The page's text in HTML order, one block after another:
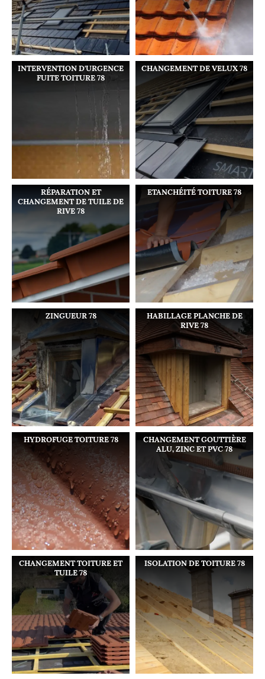
INTERVENTION D'URGENCE
FUITE TOITURE 78
CHANGEMENT DE VELUX 78
RÉPARATION ET
CHANGEMENT DE TUILE DE
RIVE 78
ETANCHÉITÉ TOITURE 78
ZINGUEUR 78
HABILLAGE PLANCHE DE
RIVE 78
HYDROFUGE TOITURE 78
CHANGEMENT GOUTTIÈRE
ALU, ZINC ET PVC 78
CHANGEMENT TOITURE ET
TUILE 78
ISOLATION DE TOITURE 78